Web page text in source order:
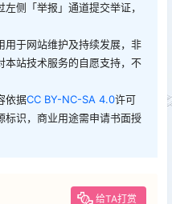
侧「举报」通道提交举证，
用于网站维护及持续发展，非
本站技术服务的自愿支持，不
依据CC BY-NC-SA 4.0许可
标识，商业用途需申请书面授
给TA打赏